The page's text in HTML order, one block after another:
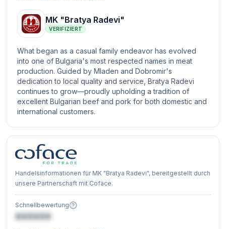
MK "Bratya Radevi"
VERIFIZIERT
What began as a casual family endeavor has evolved
into one of Bulgaria's most respected names in meat
production. Guided by Mladen and Dobromir's
dedication to local quality and service, Bratya Radevi
continues to grow—proudly upholding a tradition of
excellent Bulgarian beef and pork for both domestic and
international customers.
Handelsinformationen für MK "Bratya Radevi", bereitgestellt durch
unsere Partnerschaft mit Coface.
Schnellbewertung
XXXXXX